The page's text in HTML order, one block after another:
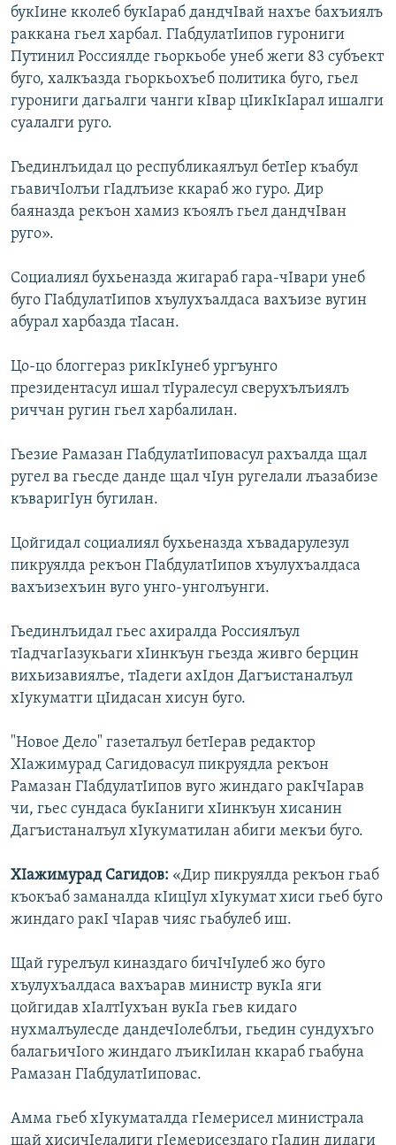
букIине кколеб букIараб дандчIвай нахъе бахъиялъ
раккана гьел харбал. ГIабдулатIипов гурониги
Путинил Россиялде гьоркьобе унеб жеги 83 субъект
буго, халкъазда гьоркьохъеб политика буго, гьел
гурониги дагьалги чанги кIвар цIикIкIарал ишалги
суалалги руго.
Гьединлъидал цо республикаялъул бетIер къабул
гьавичIолъи гIадлъизе ккараб жо гуро. Дир
баяназда рекъон хамиз къоялъ гьел дандчIван
руго».
Социалиял бухьеназда жигараб гара-чIвари унеб
буго ГIабдулатIипов хъулухъалдаса вахъизе вугин
абурал харбазда тIасан.
Цо-цо блоггераз рикIкIунеб ургъунго
президентасул ишал тIуралесул сверухълъиялъ
риччан ругин гьел харбалилан.
Гьезие Рамазан ГIабдулатIиповасул рахъалда щал
ругел ва гьесде данде щал чIун ругелали лъазабизе
къваригIун бугилан.
Цойгидал социалиял бухьеназда хъвадарулезул
пикруялда рекъон ГIабдулатIипов хъулухъалдаса
вахъизехъин вуго унго-унголъунги.
Гьединлъидал гьес ахиралда Россиялъул
тIадчагIазукьаги хIинкъун гьезда живго берцин
вихьизавиялъе, тIадеги ахIдон Дагъистаналъул
хIукуматги цIидасан хисун буго.
"Новое Дело" газеталъул бетIерав редактор
ХIажимурад Сагидовасул пикруядла рекъон
Рамазан ГIабдулатIипов вуго жиндаго ракIчIарав
чи, гьес сундаса букIаниги хIинкъун хисанин
Дагъистаналъул хIукуматилан абиги мекъи буго.
ХIажимурад Сагидов: «Дир пикруялда рекъон гьаб
къокъаб заманалда кIицIул хIукумат хиси гьеб буго
жиндаго ракI чIарав чияс гьабулеб иш.
Щай гурелъул киназдаго бичIчIулеб жо буго
хъулухъалдаса вахъарав министр вукIа яги
цойгидав хIалтIухъан вукIа гьев кидаго
нухмалъулесде дандечIолеблъи, гьедин сундухъго
балагьичIого жиндаго лъикIилан ккараб гьабуна
Рамазан ГIабдулатIиповас.
Амма гьеб хIукуматалда гIемерисел министрала
щай хисичIелалиги гIемерисездаго гIадин дидаги